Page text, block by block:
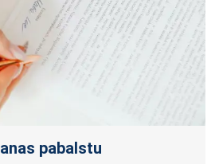
pabalstu